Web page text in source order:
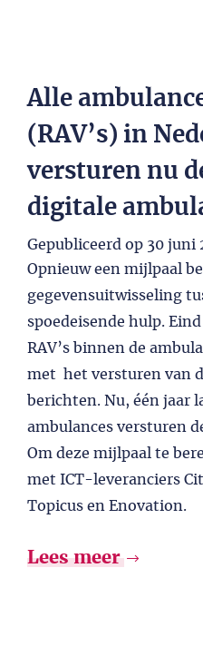
Alle
(RAV’s) in
versturen nu
digitale
Gepubliceerd op 30 juni
Opnieuw een mijlpaal
gegevensuitwisseling
spoedeisende hulp.
RAV’s binnen de
met het versturen van
berichten. Nu, één jaar
ambulances versturen
Om deze mijlpaal te
met ICT-leveranciers
Topicus en Enovation.
Lees meer